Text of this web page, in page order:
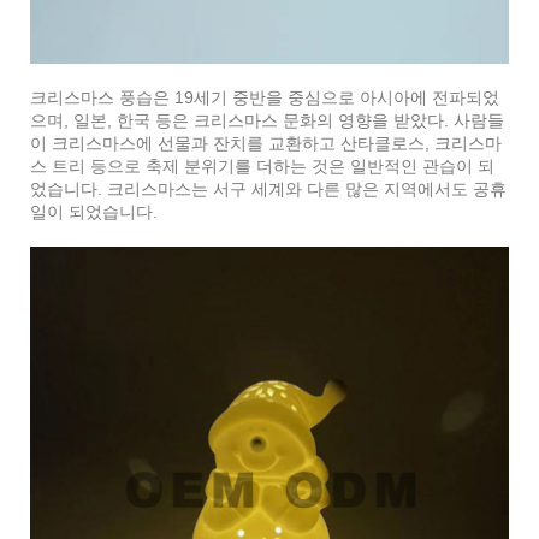
크리스마스 풍습은 19세기 중반을 중심으로 아시아에 전파되었
으며, 일본, 한국 등은 크리스마스 문화의 영향을 받았다. 사람들
이 크리스마스에 선물과 잔치를 교환하고 산타클로스, 크리스마
스 트리 등으로 축제 분위기를 더하는 것은 일반적인 관습이 되
었습니다. 크리스마스는 서구 세계와 다른 많은 지역에서도 공휴
일이 되었습니다.